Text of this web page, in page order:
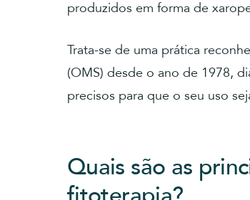
produzidos em forma de
Trata-se de uma prática
(OMS) desde o ano de 1978,
precisos para que o seu uso
Quais são as